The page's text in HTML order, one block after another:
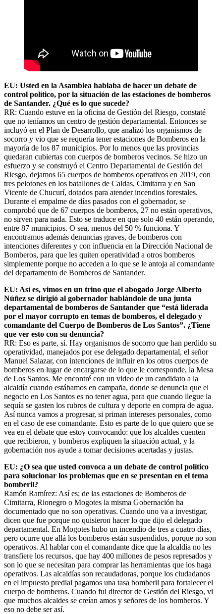
EU: Usted en la Asamblea hablaba de hacer un debate de
control político, por la situación de las estaciones de bomberos
de Santander. ¿Qué es lo que sucede?
RR: Cuando estuve en la oficina de Gestión del Riesgo, constaté
que no teníamos un centro de gestión departamental. Entonces se
incluyó en el Plan de Desarrollo, que analizó los organismos de
socorro y vio que se requería tener estaciones de Bomberos en la
mayoría de los 87 municipios. Por lo menos que las provincias
quedaran cubiertas con cuerpos de bomberos vecinos. Se hizo un
esfuerzo y se construyó el Centro Departamental de Gestión del
Riesgo, dejamos 65 cuerpos de bomberos operativos en 2019, con
tres pelotones en los batallones de Caldas, Cimitarra y en San
Vicente de Chucurí, dotados para atender incendios forestales.
Durante el empalme de días pasados con el gobernador, se
comprobó que de 67 cuerpos de bomberos, 27 no están operativos,
no sirven para nada. Esto se traduce en que solo 40 están operando,
entre 87 municipios. O sea, menos del 50 % funciona. Y
encontramos además denuncias graves, de bomberos con
intenciones diferentes y con influencia en la Dirección Nacional de
Bomberos, para que les quiten operatividad a otros bomberos
simplemente porque no acceden a lo que se le antoja al comandante
del departamento de Bomberos de Santander.
EU: Así es, vimos en un trino que el abogado Jorge Alberto
Núñez se dirigió al gobernador hablándole de una junta
departamental de bomberos de Santander que “está liderada
por el mayor corrupto en temas de bomberos, el delegado y
comandante del Cuerpo de Bomberos de Los Santos”. ¿Tiene
que ver esto con su denuncia?
RR: Eso es parte, sí. Hay organismos de socorro que han perdido su
operatividad, manejados por ese delegado departamental, el señor
Manuel Salazar, con intenciones de influir en los otros cuerpos de
bomberos en lugar de encargarse de lo que le corresponde, la Mesa
de Los Santos. Me encontré con un video de un candidato a la
alcaldía cuando estábamos en campaña, donde se denuncia que el
negocio en Los Santos es no tener agua, para que cuando llegue la
sequía se gasten los rubros de cultura y deporte en compra de agua.
Así nunca vamos a progresar, si priman intereses personales, como
en el caso de ese comandante. Esto es parte de lo que quiero que se
vea en el debate que estoy convocando: que los alcaldes cuenten
que recibieron, y bomberos expliquen la situación actual, y la
gobernación nos ayude a tomar decisiones acertadas y justas.
EU: ¿O sea que usted convoca a un debate de control político
para solucionar los problemas que en se presentan en el tema
bomberil?
Ramón Ramírez: Así es; de las estaciones de Bomberos de
Cimitarra, Rionegro o Mogotes la misma Gobernación ha
documentado que no son operativas. Cuando uno va a investigar,
dicen que fue porque no quisieron hacer lo que dijo el delegado
departamental. En Mogotes hubo un incendio de tres a cuatro días,
pero ocurre que allá los bomberos están suspendidos, porque no son
operativos. Al hablar con el comandante dice que la alcaldía no les
transfiere los recursos, que hay 400 millones de pesos represados y
son lo que se necesitan para comprar las herramientas que los haga
operativos. Las alcaldías son recaudadoras, porque los ciudadanos
en el impuesto predial pagamos una tasa bomberil para fortalecer el
cuerpo de bomberos. Cuando fui director de Gestión del Riesgo, vi
que muchos alcaldes se creían amos y señores de los bomberos. Y
eso no debe ser así.